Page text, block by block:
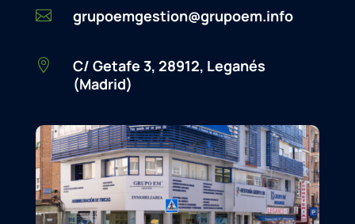
 grupoemgestion@grupoem.info

C/ Getafe 3, 28912, Leganés
(Madrid)